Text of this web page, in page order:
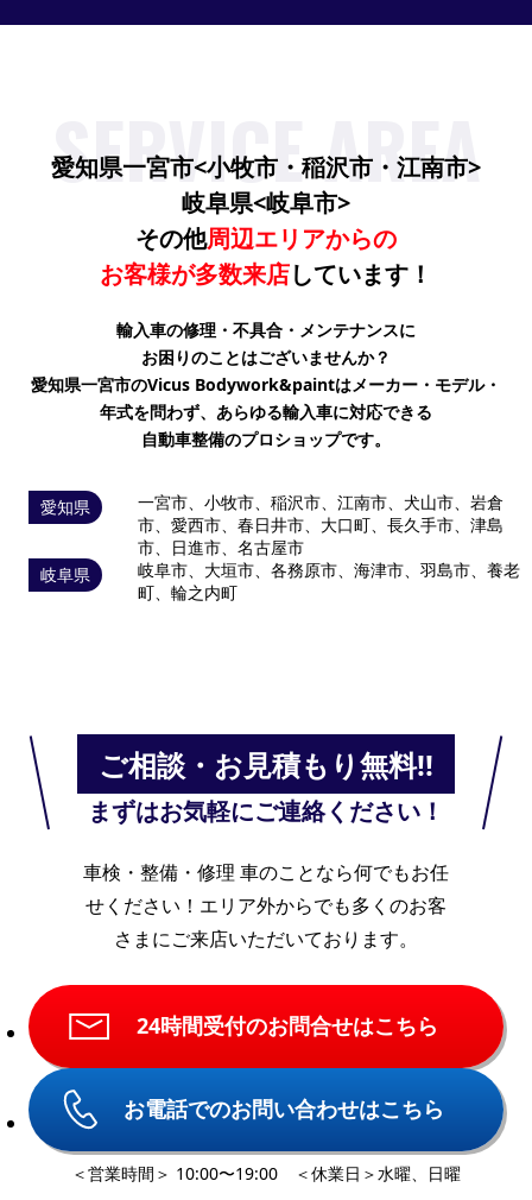
SERVICE AREA
愛知県一宮市<小牧市・稲沢市・江南市>
岐阜県<岐阜市>
その他周辺エリアからの
お客様が多数来店しています！
輸入車の修理・不具合・メンテナンスに
お困りのことはございませんか？
愛知県一宮市のVicus Bodywork&paintはメーカー・モデル・
年式を問わず、 あらゆる輸入車に対応できる
自動車整備のプロショップです。
愛知県
一宮市、小牧市、稲沢市、江南市、犬山市、岩倉
市、愛西市、春日井市、大口町、長久手市、津島
市、日進市、名古屋市
岐阜県
岐阜市、大垣市、各務原市、海津市、羽島市、養老
町、輪之内町
ご相談・お見積もり無料!!
まずはお気軽にご連絡ください！
車検・整備・修理 車のことなら何でもお任
せください！ エリア外からでも多くのお客
さまにご来店いただいております。
24時間受付のお問合せはこちら
お電話でのお問い合わせはこちら
＜営業時間＞ 10:00〜19:00 ＜休業日＞水曜、日曜